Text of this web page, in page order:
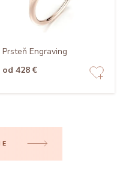
Prsteň Engraving
od 428 €